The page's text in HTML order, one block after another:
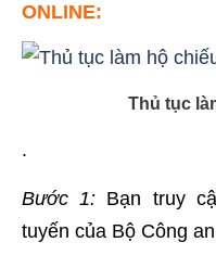
ONLINE:
Thủ tục
.
Bước 1: Bạn truy
tuyến của Bộ Công an